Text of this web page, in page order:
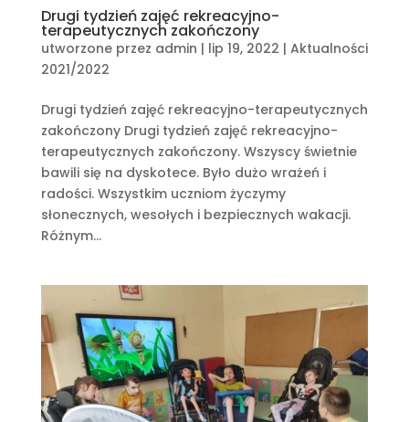
Drugi tydzień zajęć rekreacyjno-
terapeutycznych zakończony
utworzone przez admin | lip 19, 2022 | Aktualności
2021/2022
Drugi tydzień zajęć rekreacyjno-terapeutycznych
zakończony Drugi tydzień zajęć rekreacyjno-
terapeutycznych zakończony. Wszyscy świetnie
bawili się na dyskotece. Było dużo wrażeń i
radości. Wszystkim uczniom życzymy
słonecznych, wesołych i bezpiecznych wakacji.
Różnym...